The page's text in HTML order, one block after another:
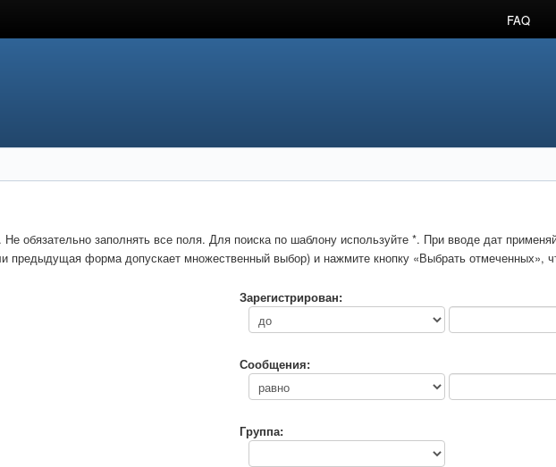
FAQ
обязательно заполнять все поля. Для поиска по шаблону используйте *. При вводе дат
предыдущая форма допускает множественный выбор) и нажмите кнопку «Выбрать отмеченных»,
Зарегистрирован:
Сообщения:
Группа: